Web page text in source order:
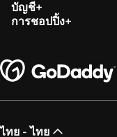
บัญชี
การชอปปิ้ง
ไทย - ไทย